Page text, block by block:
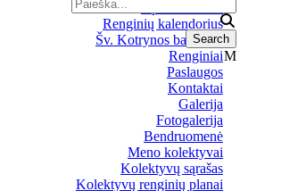
Renginių kalendorius
Šv. Kotrynos bažnyčia
Renginiai
Paslaugos
Kontaktai
Galerija
Fotogalerija
Bendruomenė
Meno kolektyvai
Kolektyvų sąrašas
Kolektyvų renginių planai